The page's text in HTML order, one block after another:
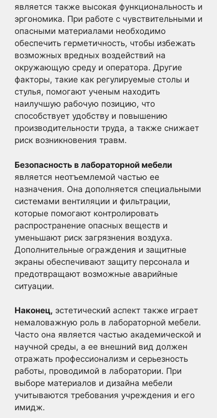
является также высокая функциональность и
эргономика. При работе с чувствительными и
опасными материалами необходимо
обеспечить герметичность, чтобы избежать
возможных вредных воздействий на
окружающую среду и оператора. Другие
факторы, такие как регулируемые столы и
стулья, помогают ученым находить
наилучшую рабочую позицию, что
способствует удобству и повышению
производительности труда, а также снижает
риск возникновения травм.
Безопасность в лабораторной мебели
является неотъемлемой частью ее
назначения. Она дополняется специальными
системами вентиляции и фильтрации,
которые помогают контролировать
распространение опасных веществ и
уменьшают риск загрязнения воздуха.
Дополнительные ограждения и защитные
экраны обеспечивают защиту персонала и
предотвращают возможные аварийные
ситуации.
Наконец, эстетический аспект также играет
немаловажную роль в лабораторной мебели.
Часто она является частью академической и
научной среды, а ее внешний вид должен
отражать профессионализм и серьезность
работы, проводимой в лаборатории. При
выборе материалов и дизайна мебели
учитываются требования учреждения и его
имидж.